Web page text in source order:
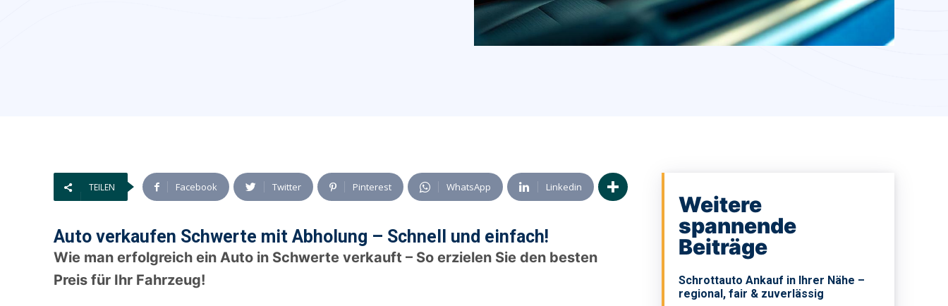
TEILEN Facebook Twitter Pinterest WhatsApp Linkedin
Auto verkaufen Schwerte mit Abholung – Schnell und einfach!
Wie man erfolgreich ein Auto in Schwerte verkauft – So erzielen Sie den besten
Preis für Ihr Fahrzeug!
Weitere
spannende
Beiträge
Schrottauto Ankauf in Ihrer Nähe –
regional, fair & zuverlässig